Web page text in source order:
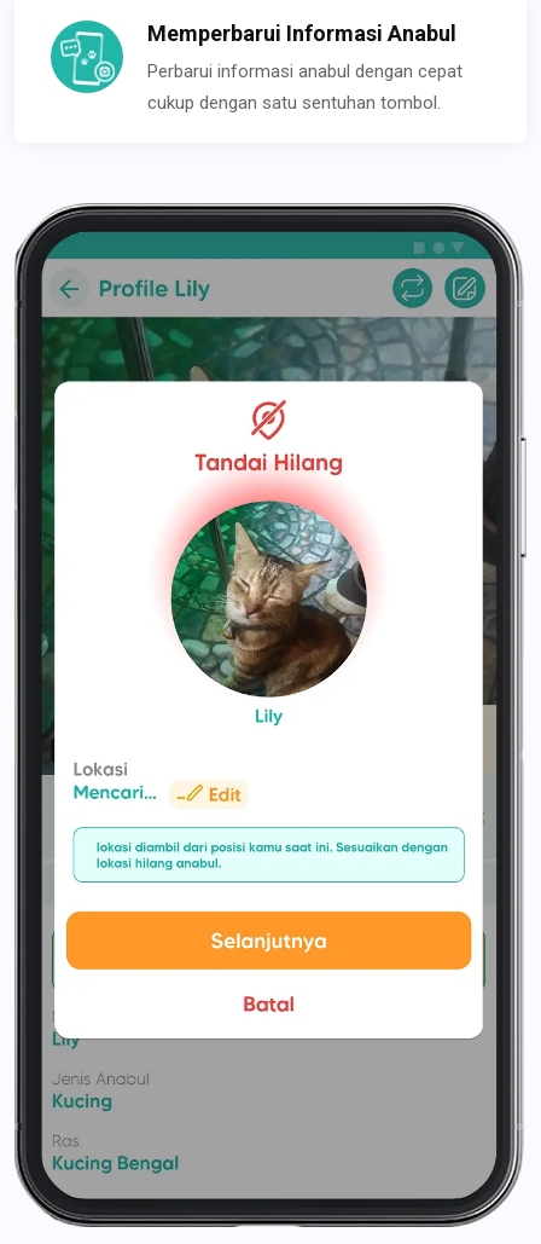
Memperbarui Informasi Anabul
Perbarui informasi anabul dengan cepat
cukup dengan satu sentuhan tombol.